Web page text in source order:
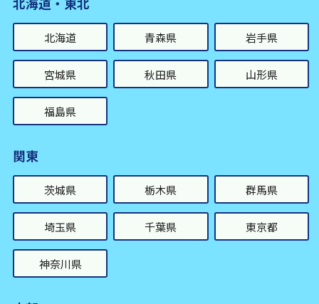
北海道 青森県 岩手県
宮城県 秋田県 山形県
福島県
関東
茨城県 栃木県 群馬県
埼玉県 千葉県 東京都
神奈川県